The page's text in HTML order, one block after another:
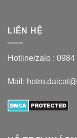
LIÊN HỆ
Hotline/zalo : 0984
Mail: